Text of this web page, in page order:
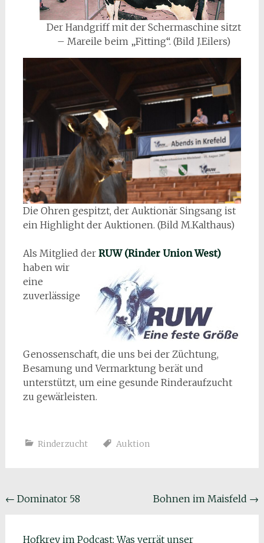
Der Handgriff mit der Schermaschine sitzt
– Mareile beim „Fitting“. (Bild J.Eilers)
Die Ohren gespitzt, der Auktionär Singsang ist
ein Highlight der Auktionen. (Bild M.Kalthaus)
Als Mitglied der RUW (Rinder Union West)
haben wir
eine
zuverlässige
Genossenschaft, die uns bei der Züchtung,
Besamung und Vermarktung berät und
unterstützt, um eine gesunde Rinderaufzucht
zu gewärleisten.
Rinderzucht Auktion
Beitragsnavigation
← Dominator 58 Bohnen im Maisfeld →
Hofkrey im Podcast: Was verrät unser